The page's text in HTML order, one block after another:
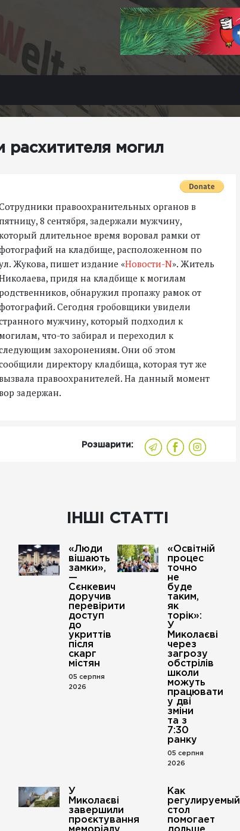
расхитителя могил
правоохранительных органов в
8 сентября, задержали мужчину,
длительное время воровал рамки от
на кладбище, расположенном по
Жукова, пишет издание «Новости-N». Житель
придя на кладбище к могилам
обнаружил пропажу рамок от
Сегодня гробовщики увидели
мужчину, который подходил к
что-то забирал и переходил к
захоронениям. Они об этом
директору кладбища, которая тут же
правоохранителей. На данный момент
задержан.
Розшарити:
ІНШІ СТАТТІ
«Люди
вішають
замки»,
—
Сєнкевич
доручив
перевірити
доступ
до
укриттів
після
скарг
містян
05 серпня
2026
«Освітній
процес
точно
не
буде
таким,
як
торік»:
У
Миколаєві
через
загрозу
обстрілів
школи
можуть
працювати
у дві
зміни
та з
7:30
ранку
05 серпня
2026
У
Миколаєві
завершили
проєктування
Как
регулируемый
стол
помогает